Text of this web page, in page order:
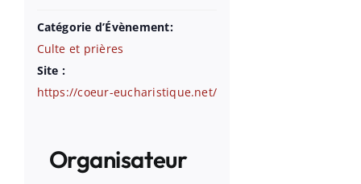
Catégorie d’Évènement:
Culte et prières
Site :
https://coeur-eucharistique.net/
Organisateur